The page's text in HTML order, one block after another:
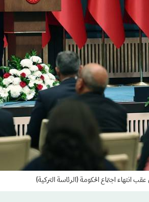
انتهاء اجتماع الحكومة (الرئاسة التركية)